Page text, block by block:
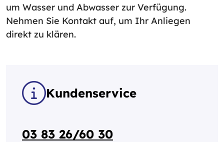
um Wasser und Abwasser zur Verfügung.
Nehmen Sie Kontakt auf, um Ihr Anliegen
direkt zu klären.
Kundenservice
03 83 26/60 30